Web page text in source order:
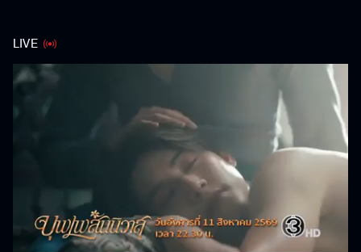
LIVE
UnmuteStream